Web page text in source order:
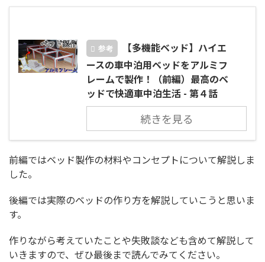
参考
【多機能ベッド】ハイエ
ースの車中泊用ベッドをアルミフ
レームで製作！（前編）最高のベ
ッドで快適車中泊生活 - 第４話
続きを見る
前編ではベッド製作の材料やコンセプトについて解説しま
した。
後編では実際のベッドの作り方を解説していこうと思いま
す。
作りながら考えていたことや失敗談なども含めて解説して
いきますので、ぜひ最後まで読んでみてください。